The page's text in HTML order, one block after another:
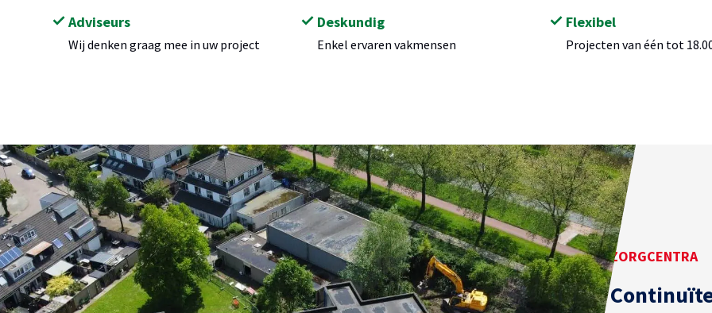
Adviseurs
Wij denken graag mee in uw project
Deskundig
Enkel ervaren vakmensen
Flexibel
Projecten van één tot
ZORGCENTRA